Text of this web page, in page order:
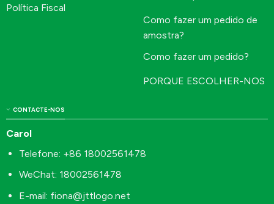
Política Fiscal
Como fazer um pedido de
amostra?
Como fazer um pedido?
PORQUE ESCOLHER-NOS
CONTACTE-NOS
Carol
Telefone: +86 18002561478
WeChat: 18002561478
E-mail: fiona@jttlogo.net